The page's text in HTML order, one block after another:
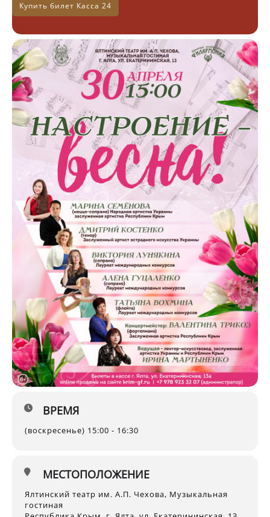
Купить билет Касса 24
ВРЕМЯ
(воскресенье) 15:00 - 16:30
МЕСТОПОЛОЖЕНИЕ
Ялтинский театр им. А.П. Чехова, Музыкальная
гостиная